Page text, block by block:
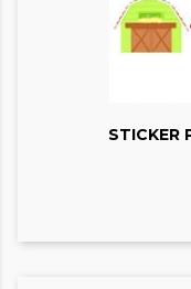
STICKER